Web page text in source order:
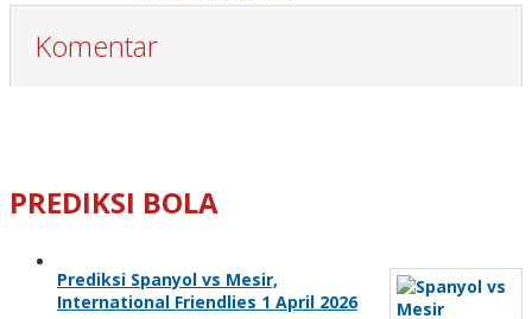
Komentar
PREDIKSI BOLA
Prediksi Spanyol vs Mesir,
International Friendlies 1 April 2026